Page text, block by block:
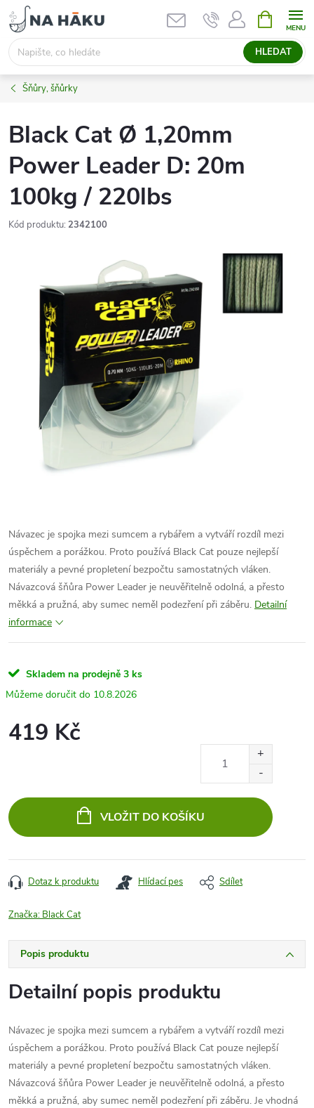
Přejít
na
obsah
HLEDAT
NÁKUPNÍ
KOŠÍK
Šňůry, šňůrky
Black Cat Ø 1,20mm
Power Leader D: 20m
100kg / 220lbs
Kód produktu: 2342100
Návazec je spojka mezi sumcem a rybářem a vytváří rozdíl mezi
úspěchem a porážkou. Proto používá Black Cat pouze nejlepší
materiály a pevné propletení bezpočtu samostatných vláken.
Návazcová šňůra Power Leader je neuvěřitelně odolná, a přesto
měkká a pružná, aby sumec neměl podezření při záběru. Detailní
informace
Skladem na prodejně 3 ks
10.8.2026
419 Kč
VLOŽIT DO KOŠÍKU
Dotaz k produktu Hlídací pes Sdílet
Značka: Black Cat
Popis produktu
Detailní popis produktu
Návazec je spojka mezi sumcem a rybářem a vytváří rozdíl mezi
úspěchem a porážkou. Proto používá Black Cat pouze nejlepší
materiály a pevné propletení bezpočtu samostatných vláken.
Návazcová šňůra Power Leader je neuvěřitelně odolná, a přesto
měkká a pružná, aby sumec neměl podezření při záběru. Je vhodná